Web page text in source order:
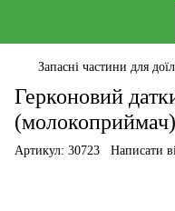
Запасні частини для
Герконовий
(молокоприймач)
Артикул: 30723 Написати